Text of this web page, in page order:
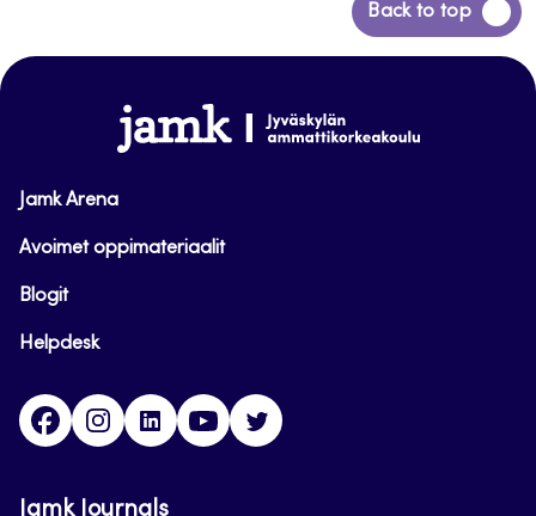
Back to top
Siirry
takaisin
www.jamk.fi
Jamk Arena
Avoimet oppimateriaalit
Blogit
Helpdesk
FacebookInstagram
LinkedInYoutube